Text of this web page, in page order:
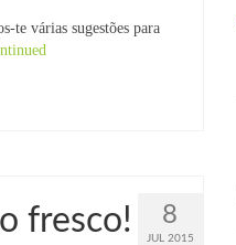
te várias sugestões para
8
JUL 2015
fresco!